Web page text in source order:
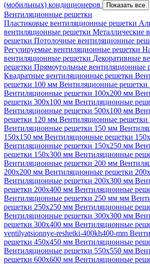
(мобильных) кондиционеров
Показать все
Вентиляционные решетки
Пластиковые вентиляционные решетки
вентиляционные решетки Металлические
решетки Потолочные вентиляционные
Регулируемые вентиляционные решетки
вентиляционные решетки Декоративные
решетки Прямоугольные вентиляционные
Квадратные вентиляционные решетки
решетки 100 мм Вентиляционные решетки
Вентиляционные решетки 100х200 мм
решетки 300х100 мм Вентиляционные
Вентиляционные решетки 500х100 мм
решетки 120 мм Вентиляционные решетки
Вентиляционные решетки 150 мм
150х150 мм Вентиляционные решетки
Вентиляционные решетки 150х250 мм
решетки 150х300 мм Вентиляционные
Вентиляционные решетки 200 мм
200х200 мм Вентиляционные решетки
Вентиляционные решетки 200х300 мм
решетки 200х400 мм Вентиляционные
Вентиляционные решетки 250 мм мм
решетки 250х250 мм Вентиляционные
Вентиляционные решетки 300х300 мм
решетки 300х400 мм Вентиляционные
ventilyatsionnye-reshetki-400kh400-mm
решетки 450х450 мм Вентиляционные
Вентиляционные решетки 550х550 мм
решетки 600х600 мм Вентиляционные